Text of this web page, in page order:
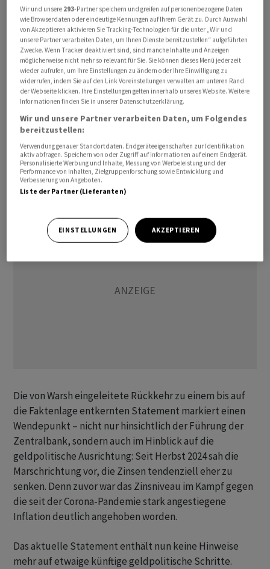
Praxis aus den Zeiten des ehemaligen ​Notenbankchefs
Alan Greenspan erinnerte. Dieser hatte von 1987 bis 2006
die einflussreichste Notenbank der Welt gelenkt und
geprägt. In seinem an ein Orakel erinnernden
Kommunikationsstil vermied er es bewusst, sich
konkret festzulegen. Auch die Begleittexte zu den
Zinsentscheiden waren zumeist knapp gehalten. Unter
seinen Nachfolgern Ben Bernanke, Janet Yellen und
Jerome Powell fielen die Statements wesentlich
umfangreicher aus, wobei auch das wirtschaftliche
Umfeld stärker beleuchtet wurde. Zugleich rückten
Orientierungslinien für die künftige Geldpolitik - die
sogenannte Forward Guidance - stärker in den Fokus.
Die von Warsh eingeleitete Rückkehr zu einem bis auf
die Faktenlage entkernten ‌Statement markiert einen
Wendepunkt – nicht nur hinsichtlich der Führung der
Zentralbank, sondern auch im Hinblick auf die
geldpolitische Ausrichtung: Seit Herbst 2024 sah die
Marschrichtung vor, die Zinsen tendenziell eher zu
senken. Denn zuvor war das Zinsniveau im Kampf gegen
die seit der Corona-Pandemie stark angestiegene
Inflation deutlich angehoben worden.
Das aktuelle Statement enthält nun keine Hinweise
mehr auf etwaige künftige geldpolitische Schritte. ​
Wir und unsere 293-Partner speichern und greifen auf personenbezogene Daten
wie Browserdaten oder eindeutige Kennungen auf Ihrem Gerät zu. Durch Auswahl
von Akzeptieren aktivieren Sie Tracking-Technologien für die unter „Wir und
unsere Partner verarbeiten Daten, um Ihnen Dienste bereitzustellen“ aufgeführten
Zwecke. Wenn Tracker deaktiviert sind, sind manche Inhalte und Anzeigen
möglicherweise nicht mehr so relevant für Sie. Sie können dieses Menü jederzeit
wieder aufrufen, um Ihre Einstellungen zu ändern oder Ihre Einwilligung zu
widerrufen, indem Sie auf den Link Voreinstellungen verwalten am unteren Rand
der Webseite klicken. Ihre Einstellungen gelten innerhalb unseres Website. Weitere
Informationen finden Sie in unserer Datenschutzerklärung.
Wir und unsere Partner verarbeiten Daten, um Folgendes
bereitzustellen:
Verwendung genauer Standortdaten. Endgeräteeigenschaften zur Identifikation
aktiv abfragen. Speichern von oder Zugriff auf Informationen auf einem Endgerät.
Personalisierte Werbung und Inhalte, Messung von Werbeleistung und der
Performance von Inhalten, Zielgruppenforschung sowie Entwicklung und
Verbesserung von Angeboten.
Liste der Partner (Lieferanten)
EINSTELLUNGEN AKZEPTIEREN